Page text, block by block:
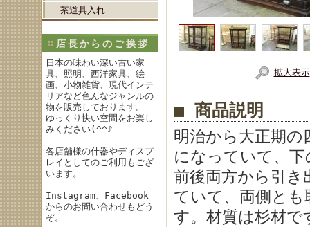
茶道具入れ
店長からのご挨拶
日本の味わい深い古い家
具、照明、西洋家具、絵
画、小物雑貨、現代インテ
リアなど色んなジャンルの
物を販売しております。
ゆっくり快い空間をお楽し
みください(^^♪
各店舗様の什器やディスプ
レイとしてのご利用もござ
います。
Instagram、Facebook
からのお問い合わせもどう
ぞ。
拡大表示
■ 商品説明
明治から大正期
になっていて、
前後両方から引
ていて、両側と
す。材質は杉材